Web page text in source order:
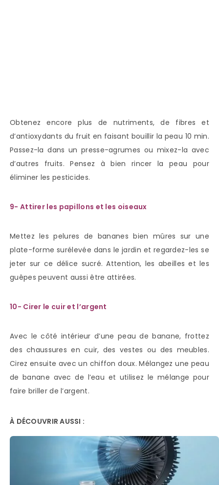
Obtenez encore plus de nutriments, de fibres et
d’antioxydants du fruit en faisant bouillir la peau 10 min.
Passez-la dans un presse-agrumes ou mixez-la avec
d’autres fruits. Pensez à bien rincer la peau pour
éliminer les pesticides.
9- Attirer les papillons et les oiseaux
Mettez les pelures de bananes bien mûres sur une
plate-forme surélevée dans le jardin et regardez-les se
jeter sur ce délice sucré. Attention, les abeilles et les
guêpes peuvent aussi être attirées.
10- Cirer le cuir et l’argent
Avec le côté intérieur d’une peau de banane, frottez
des chaussures en cuir, des vestes ou des meubles.
Cirez ensuite avec un chiffon doux. Mélangez une peau
de banane avec de l’eau et utilisez le mélange pour
faire briller de l’argent.
À DÉCOUVRIR AUSSI :